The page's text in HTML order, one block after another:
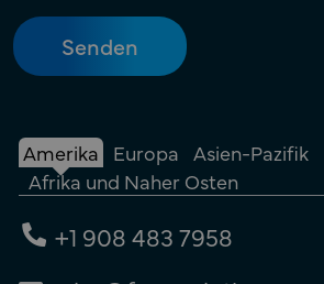
Ich habe dieDatenschutzbestimmungen
Amerika Europa Asien-Pazifik